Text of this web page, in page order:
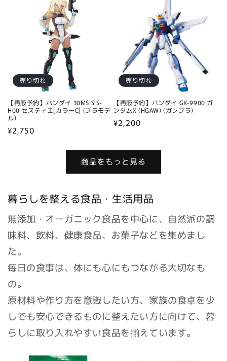
売り切れ
【再販予約】バンダイ 30MS SIS-
H00 セスティエ[カラーC] (プラモデ
ル)
通
¥2,750
売り切れ
【再販予約】バンダイ GX-9900 ガ
ンダムX (HGAW) (ガンプラ)
通
価
格
¥2,200
商品をもっと見る
暮らしを整える食品・生活用品
無添加・オーガニック食品を中心に、自然派の調
味料、飲料、健康食品、お菓子などを集めまし
た。
毎日の食事は、体にも心にもつながる大切なも
の。
原材料や作り方を意識したい方、家族の食卓を少
しでも安心できるものに整えたい方に向けて、暮
らしに取り入れやすい食品を揃えています。